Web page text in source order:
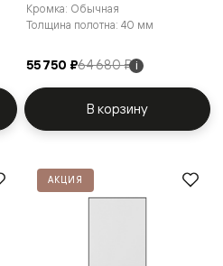
Кромка: Обычная
Толщина полотна: 40 мм
55 750 ₽64 680 ₽ i
В корзину
АКЦИЯ